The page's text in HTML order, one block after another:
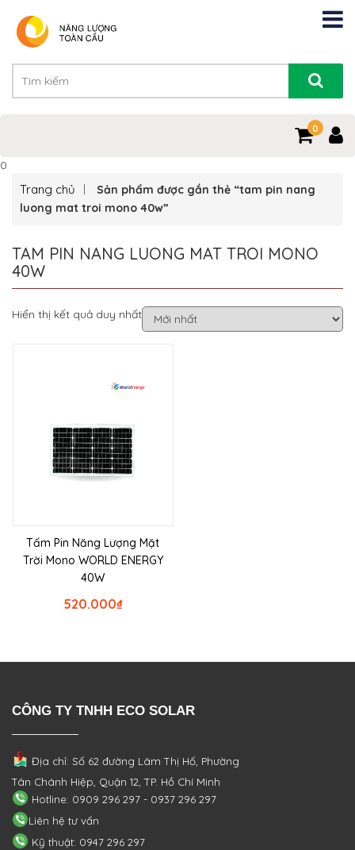
0
0
Trang chủ
Sản phẩm được gắn thẻ “tam pin nang
luong mat troi mono 40w”
TAM PIN NANG LUONG MAT TROI MONO
40W
Hiển thị kết quả duy nhất
Tấm Pin Năng Lượng Mặt
Trời Mono WORLD ENERGY
40W
₫
520.000
CÔNG TY TNHH ECO SOLAR
Địa chỉ: Số 62 đường Lâm Thị Hố, Phường
Tân Chánh Hiệp, Quận 12, TP. Hồ Chí Minh
Hotline: 0909 296 297 - 0937 296 297
Liên hệ tư vấn
Kỹ thuật: 0947 296 297